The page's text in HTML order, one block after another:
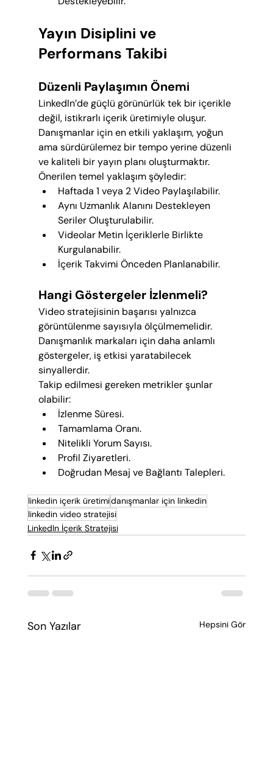
Yayın Disiplini ve
Performans Takibi
Düzenli Paylaşımın Önemi
LinkedIn’de güçlü görünürlük tek bir içerikle
değil, istikrarlı içerik üretimiyle oluşur.
Danışmanlar için en etkili yaklaşım, yoğun
ama sürdürülemez bir tempo yerine düzenli
ve kaliteli bir yayın planı oluşturmaktır.
Önerilen temel yaklaşım şöyledir:
Haftada 1 veya 2 Video Paylaşılabilir.
Aynı Uzmanlık Alanını Destekleyen
Seriler Oluşturulabilir.
Videolar Metin İçeriklerle Birlikte
Kurgulanabilir.
İçerik Takvimi Önceden Planlanabilir.
Hangi Göstergeler İzlenmeli?
Video stratejisinin başarısı yalnızca
görüntülenme sayısıyla ölçülmemelidir.
Danışmanlık markaları için daha anlamlı
göstergeler, iş etkisi yaratabilecek
sinyallerdir.
Takip edilmesi gereken metrikler şunlar
olabilir:
İzlenme Süresi.
Tamamlama Oranı.
Nitelikli Yorum Sayısı.
Profil Ziyaretleri.
Doğrudan Mesaj ve Bağlantı Talepleri.
linkedin içerik üretimidanışmanlar için linkedin
linkedin video stratejisi
LinkedIn İçerik Stratejisi
Son Yazılar Hepsini Gör